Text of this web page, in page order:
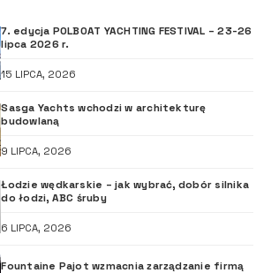
7. edycja POLBOAT YACHTING FESTIVAL – 23-26
lipca 2026 r.
15 LIPCA, 2026
Sasga Yachts wchodzi w architekturę
budowlaną
9 LIPCA, 2026
Łodzie wędkarskie – jak wybrać, dobór silnika
do łodzi, ABC śruby
6 LIPCA, 2026
Fountaine Pajot wzmacnia zarządzanie firmą